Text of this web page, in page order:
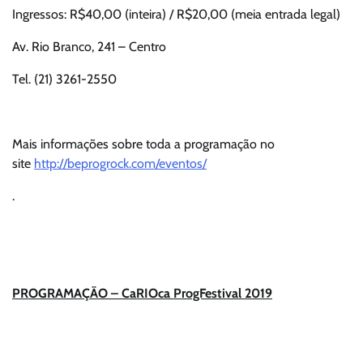
Ingressos: R$40,00 (inteira) / R$20,00 (meia entrada legal)
Av. Rio Branco, 241 – Centro
Tel. (21) 3261-2550
Mais informações sobre toda a programação no
site http://beprogrock.com/eventos/
.
PROGRAMAÇÃO – CaRIOca ProgFestival 2019